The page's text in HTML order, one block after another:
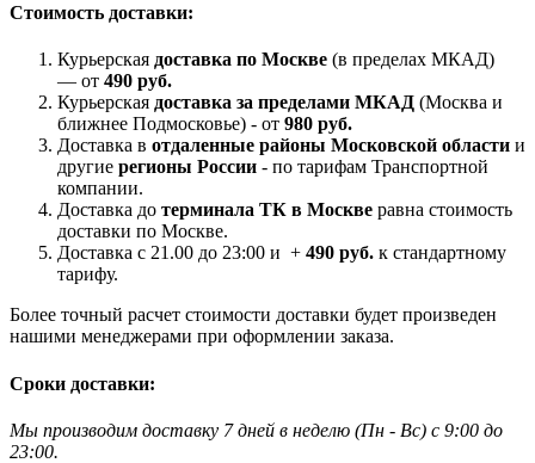
Стоимость доставки:
Курьерская доставка по Москве (в пределах МКАД)
— от 490 руб.
Курьерская доставка за пределами МКАД (Москва и
ближнее Подмосковье) - от 980 руб.
Доставка в отдаленные районы Московской области и
другие регионы России - по тарифам Транспортной
компании.
Доставка до терминала ТК в Москве равна стоимость
доставки по Москве.
Доставка с 21.00 до 23:00 и + 490 руб. к стандартному
тарифу.
Более точный расчет стоимости доставки будет произведен
нашими менеджерами при оформлении заказа.
Сроки доставки:
Мы производим доставку 7 дней в неделю (Пн - Вс) с 9:00 до
23:00.